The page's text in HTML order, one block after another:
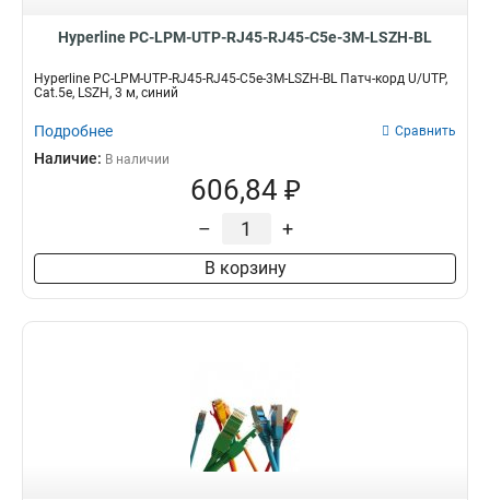
Hyperline PC-LPM-UTP-RJ45-RJ45-C5e-3M-LSZH-BL
Hyperline PC-LPM-UTP-RJ45-RJ45-C5e-3M-LSZH-BL Патч-корд U/UTP,
Cat.5е, LSZH, 3 м, синий
Подробнее Сравнить
Наличие: В наличии
606,84 ₽
– +
В корзину